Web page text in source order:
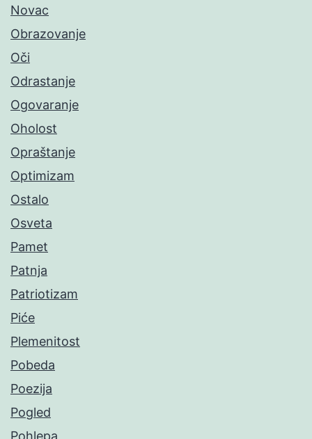
Novac
Obrazovanje
Oči
Odrastanje
Ogovaranje
Oholost
Opraštanje
Optimizam
Ostalo
Osveta
Pamet
Patnja
Patriotizam
Piće
Plemenitost
Pobeda
Poezija
Pogled